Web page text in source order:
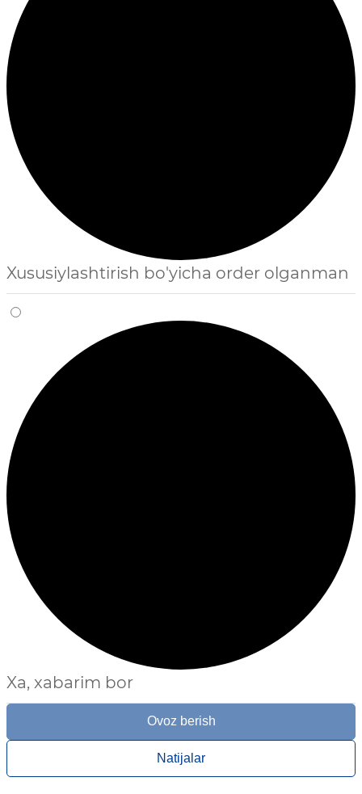
Xususiylashtirish bo'yicha order olganman
Xa, xabarim bor
Ovoz berish
Natijalar